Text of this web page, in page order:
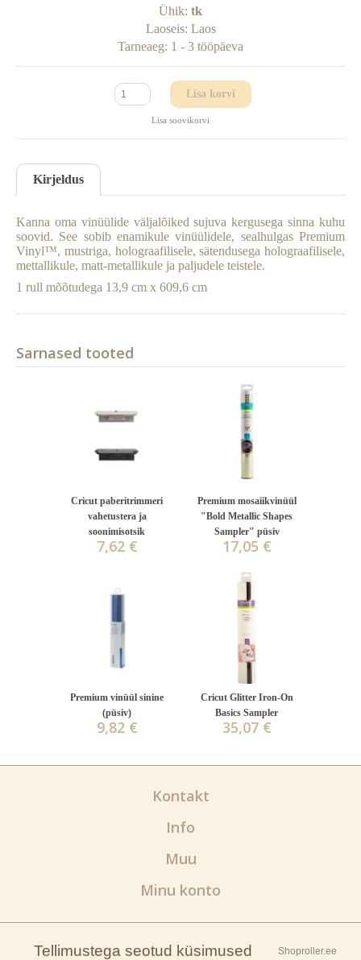
Ühik: tk
Laoseis: Laos
Tarneaeg: 1 - 3 tööpäeva
Lisa korvi
Lisa soovikorvi
Kirjeldus
Kanna oma vinüülide väljalõiked sujuva kergusega sinna kuhu
soovid. See sobib enamikule vinüülidele, sealhulgas Premium
Vinyl™, mustriga, holograafilisele, sätendusega holograafilisele,
mettallikule, matt-metallikule ja paljudele teistele.
1 rull mõõtudega 13,9 cm x 609,6 cm
Sarnased tooted
Cricut paberitrimmeri
vahetustera ja
soonimisotsik
7,62 €
Premium mosaiikvinüül
"Bold Metallic Shapes
Sampler" püsiv
17,05 €
Premium vinüül sinine
(püsiv)
9,82 €
Cricut Glitter Iron-On
Basics Sampler
35,07 €
Kontakt
Info
Muu
Minu konto
Shoproller.ee
Tellimustega seotud küsimused